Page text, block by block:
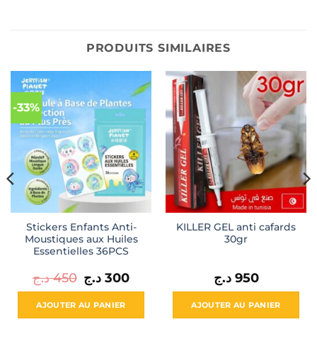
PRODUITS SIMILAIRES
-33%
Stickers Enfants Anti-
Moustiques aux Huiles
Essentielles 36PCS
450 د.ج
Le
prix
initial
était :
300 د.ج
Le
actuel
AJOUTER AU PANIER
KILLER GEL anti cafards
30gr
950 د.ج
AJOUTER AU PANIER